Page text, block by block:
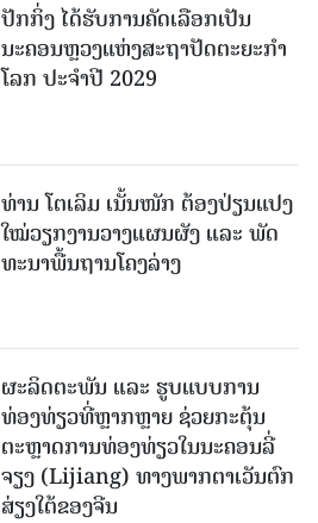
ປັກກິ່ງ ໄດ້ຮັບການຄັດເລືອກເປັນ
ນະຄອນຫຼວງແຫ່ງສະຖາປັດຕະຍະກຳ
ໂລກ ປະຈຳປີ 2029
ທ່ານ ໂຕ​ເລິມ ເນັ້ນໜັກ ຕ້ອງ​ປ່ຽນ​ແປງ​
ໃໝ່​ວຽກ​ງານ​ວາງ​ແຜນ​ຜັງ ແລະ ​ພັດ​
ທະ​ນາ​ພື້ນ​ຖານ​ໂຄງ​ລ່າງ
ຜະລິດຕະພັນ ແລະ ຮູບແບບການ
ທ່ອງທ່ຽວທີ່ຫຼາກຫຼາຍ ຊ່ວຍກະຕຸ້ນ
ຕະຫຼາດການທ່ອງທ່ຽວໃນນະຄອນລີ່
ຈຽງ (Lijiang) ທາງພາກຕາເວັນຕົກ
ສ່ຽງໃຕ້ຂອງຈີນ